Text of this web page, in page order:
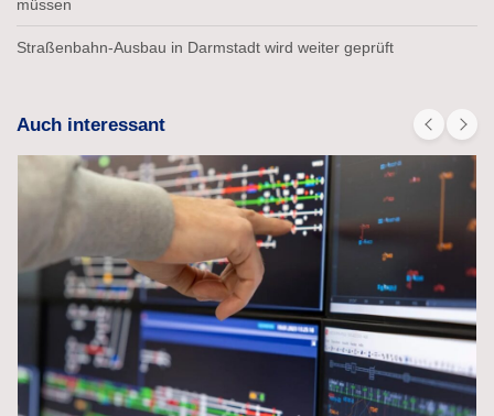
müssen
Straßenbahn-Ausbau in Darmstadt wird weiter geprüft
Auch interessant